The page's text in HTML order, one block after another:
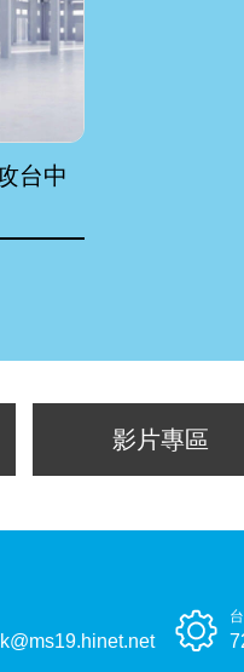
台中
影片專區